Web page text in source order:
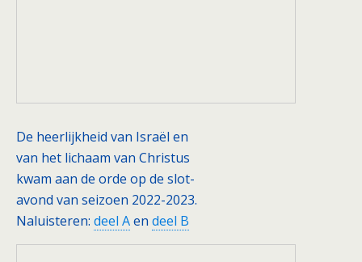
De heerlijkheid van Israël en
van het lichaam van Christus
kwam aan de orde op de slot-
avond van seizoen 2022-2023.
Naluisteren: deel Aen deel B